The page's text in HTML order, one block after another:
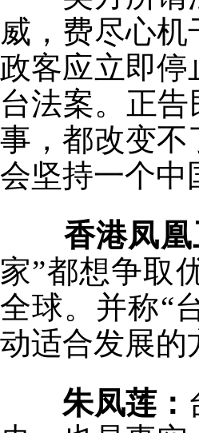
威，费尽心
政客应立即
台法案。正
事，都改变不
会坚持一个中
香港凤凰
家”都想争取
全球。并称“
动适合发展
朱凤莲：